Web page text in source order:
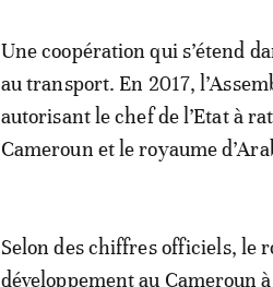
Une coopération qui s’étend
au transport. En 2017,
autorisant le chef de l’Etat à
Cameroun et le royaume
Selon des chiffres officiels, le
développement au Cameroun